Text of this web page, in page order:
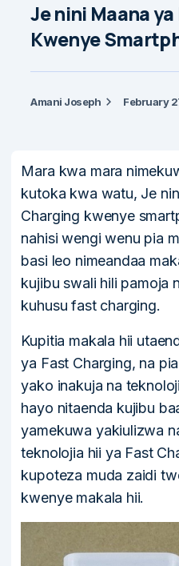
Je nini Maana
Kwenye
Amani Joseph February
Mara kwa mara
kutoka kwa watu, Je
Charging kwenye
nahisi wengi wenu pia
basi leo nimeandaa
kujibu swali hili pamoja
kuhusu fast charging.
Kupitia makala hii
ya Fast Charging, na
yako inakuja na
hayo nitaenda kujibu
yamekuwa yakiulizwa
teknolojia hii ya Fast
kupoteza muda zaidi
kwenye makala hii.